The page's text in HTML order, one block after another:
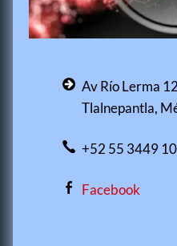
Av Río Lerma
Tlalnepantla,
+52 55 3449
Facebook